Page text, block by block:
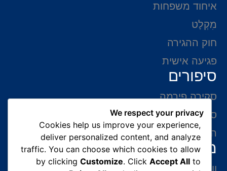
איחוד משפחות
מִקְלָט
חוק ההגירה
פגיעה אישית
סיפורים
סקירה פירמה
סיפורי הצלחה
המלצות של לקוחות
מידע ליצירת קשר
ווצאפ 054-765-0002
We respect your privacy
Cookies help us improve your experience,
deliver personalized content, and analyze
traffic. You can choose which cookies to allow
by clickingCustomize. ClickAccept All to